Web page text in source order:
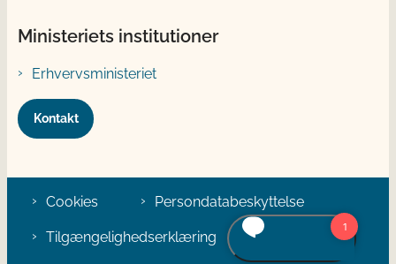
Ministeriets institutioner
Erhvervsministeriet
Kontakt
Cookies Persondatabeskyttelse
Tilgængelighedserklæring